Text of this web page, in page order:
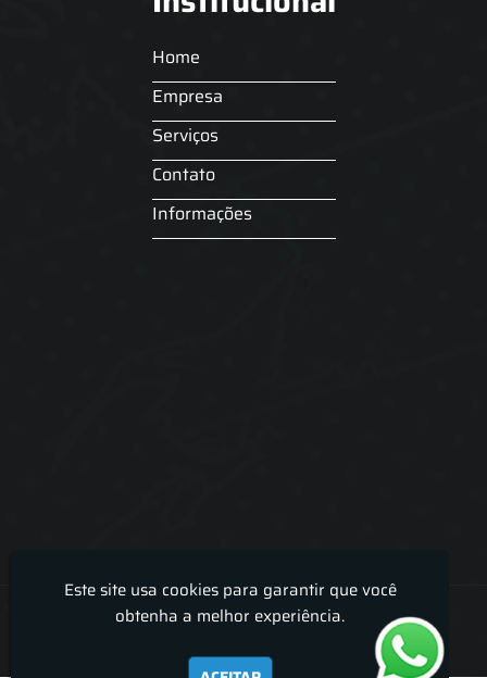
Home
Empresa
Serviços
Contato
Informações
Lira Luz Decor - Cortinas sob medidas e persianas
Este site usa cookies para garantir que você
obtenha a melhor experiência.